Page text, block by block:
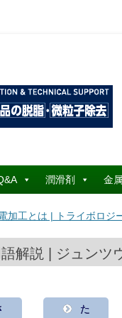
コ
ン
テ
ン
へ
キ
ッ
プ
潤滑剤 金
加工とは | トライボロジ
解説 | ジュンツ
た